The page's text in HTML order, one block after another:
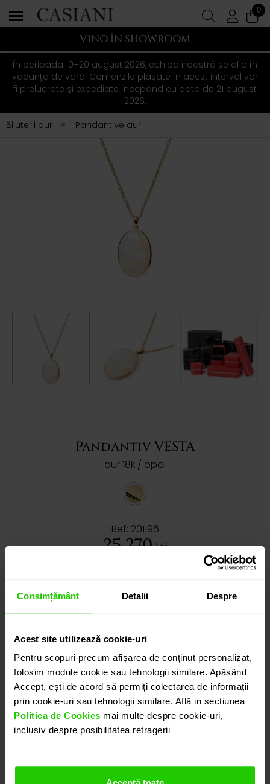
Consimțământ Detalii Despre
Acest site utilizează cookie-uri
Pentru scopuri precum afișarea de conținut personalizat,
folosim module cookie sau tehnologii similare. Apăsând
Accept, ești de acord să permiți colectarea de informații
prin cookie-uri sau tehnologii similare. Află in sectiunea
Politica de Cookies mai multe despre cookie-uri,
inclusiv despre posibilitatea retragerii
0
VINO ÎN SHOWROOM
În perioada 10–20 august 2026, echipa noastră se află în
vacanța de vară. Comenzile plasate în acest interval vor
fi prelucrate și expediate începând cu data de 21 august
2026.
Bijuterii aur
Pandantive aur
Pandantiv VESTA
aur 18k / opal
Ref: 201196
25.270lei
PROGRAMEAZĂ O ÎNTÂLNIRE
DETALII
Pandantivul CASIANI VESTA prezinta un impresionant